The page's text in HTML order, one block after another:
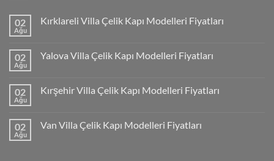
02
Ağu
Kırklareli Villa Çelik Kapı Modelleri Fiyatları
02
Ağu
Yalova Villa Çelik Kapı Modelleri Fiyatları
02
Ağu
Kırşehir Villa Çelik Kapı Modelleri Fiyatları
02
Ağu
Van Villa Çelik Kapı Modelleri Fiyatları